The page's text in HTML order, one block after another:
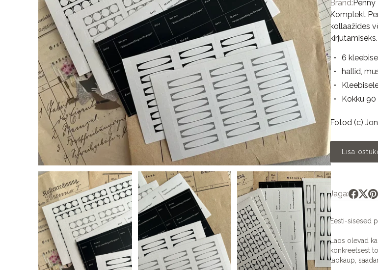
Bränd:Penny
Komplekt
kollaažides
kirjutamiseks.
6
hallid,
Kokku
Fotod (c)
Lisa
Jaga:
Eesti-sisesed
Laos olevad
konkreetsest
laokaup,